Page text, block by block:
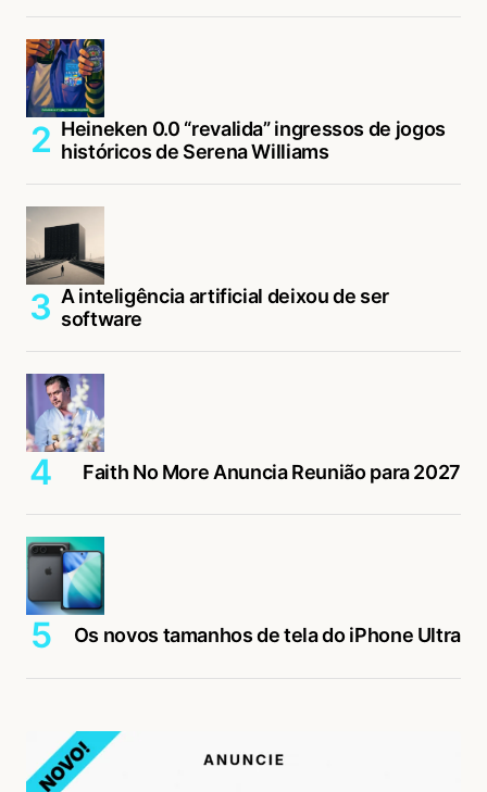
Heineken 0.0 “revalida” ingressos de jogos
históricos de Serena Williams
A inteligência artificial deixou de ser
software
Faith No More Anuncia Reunião para 2027
Os novos tamanhos de tela do iPhone Ultra